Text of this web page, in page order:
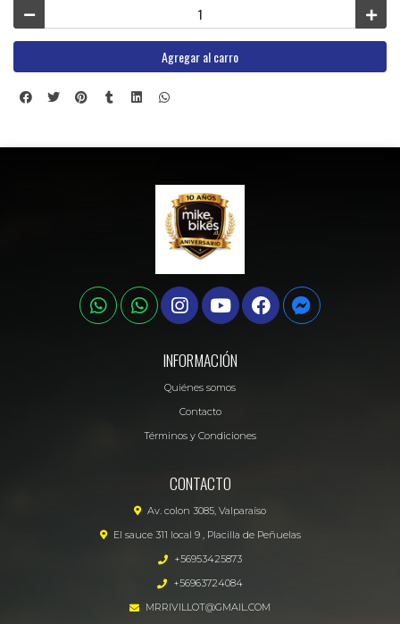
Agregar al carro
INFORMACIÓN
Quiénes somos
Contacto
Términos y Condiciones
CONTACTO
Av. colon 3085, Valparaíso
El sauce 311 local 9 , Placilla de Peñuelas
+56953425873
+56963724084
MRRIVILLOT@GMAIL.COM